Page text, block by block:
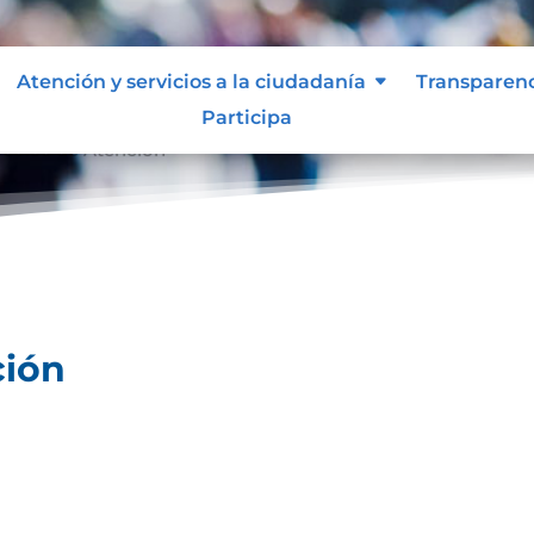
Atención y servicios a la ciudadanía
Participa